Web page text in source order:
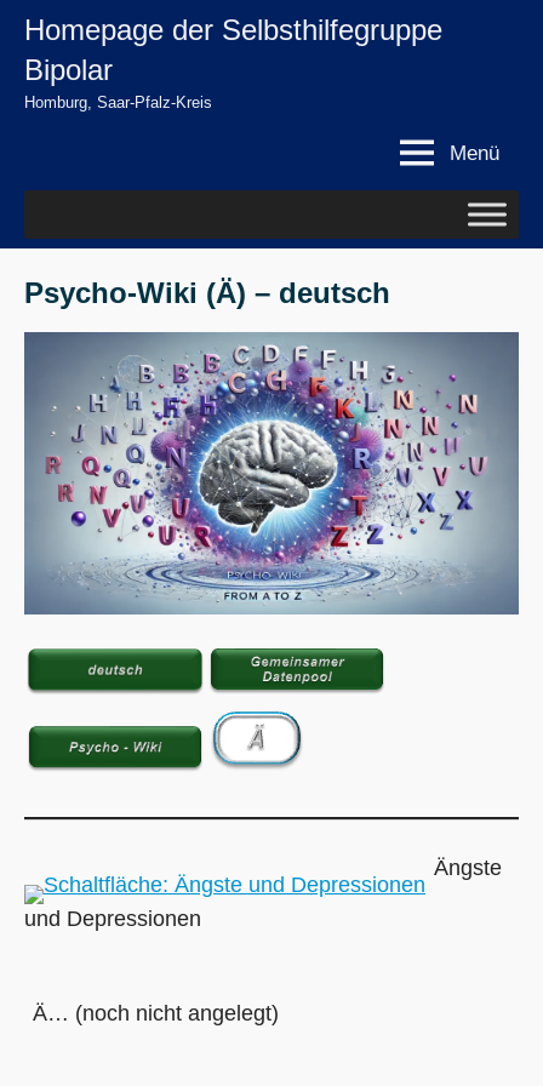
springen
Zum
springen
Homepage der Selbsthilfegruppe
Bipolar
Homburg, Saar-Pfalz-Kreis
Menü
Psycho-Wiki (Ä) – deutsch
Ängste
und Depressionen
Ä… (noch nicht angelegt)